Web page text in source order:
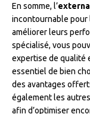
En somme, l’
incontournable pour
améliorer leurs
spécialisé, vous
expertise de qualité
essentiel de bien
des avantages
également les
afin d’optimiser